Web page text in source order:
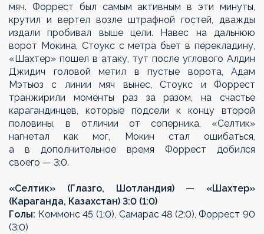
мяч. Форрест был самым активным в эти минуты,
крутил и вертел возле штрафной гостей, дважды
издали пробивал выше цели. Навес на дальнюю
ворот Мокина, Стоукс с метра бьет в перекладину,
«Шахтер» пошел в атаку, тут после углового Алдин
Джидич головой метил в пустые ворота, Адам
Мэтьюз с линии мяч вынес, Стоукс и Форрест
транжирили моменты раз за разом, на счастье
карагандинцев, которые подсели к концу второй
половины, в отличии от соперника, «Селтик»
нагнетал как мог, Мокин стал ошибаться,
а в дополнительное время Форрест добился
своего — 3:0.
«Селтик» (Глазго, Шотландия) — «Шахтер»
(Караганда, Казахстан) 3:0 (1:0)
Голы: Коммонс 45 (1:0), Самарас 48 (2:0), Форрест 90
(3:0)